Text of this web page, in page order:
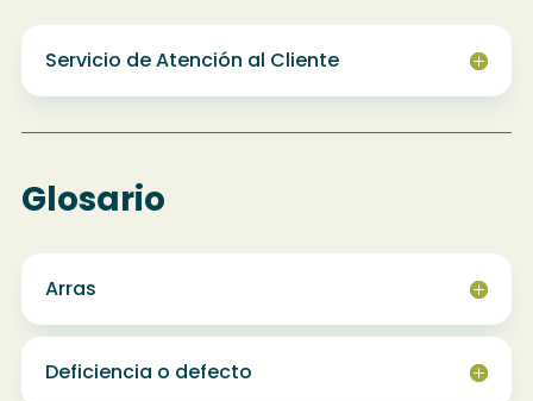
Servicio de Atención al Cliente
Glosario
Arras
Deficiencia o defecto